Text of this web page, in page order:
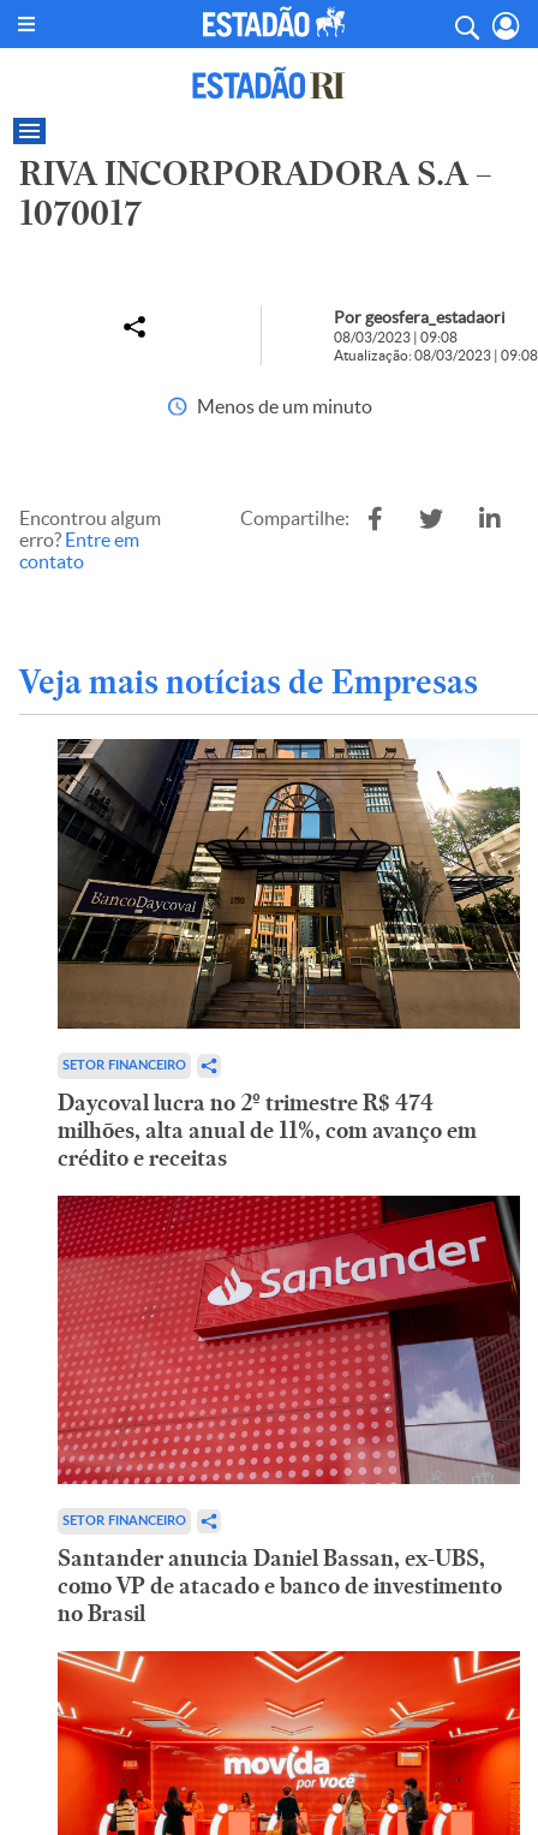
RIVA INCORPORADORA S.A –
1070017
Por geosfera_estadaori
08/03/2023 | 09:08
Atualização: 08/03/2023 | 09:08
Menos de um minuto
Encontrou algum
erro? Entre em
contato
Compartilhe:
Veja mais notícias de Empresas
SETOR FINANCEIRO
Daycoval lucra no 2º trimestre R$ 474
milhões, alta anual de 11%, com avanço em
crédito e receitas
SETOR FINANCEIRO
Santander anuncia Daniel Bassan, ex-UBS,
como VP de atacado e banco de investimento
no Brasil